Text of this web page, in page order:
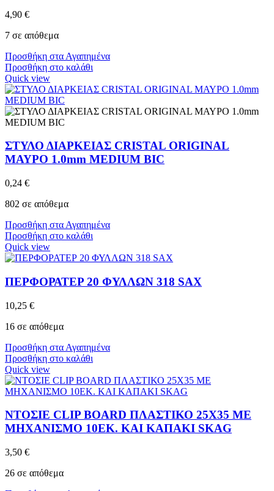
4,90 €
7 σε απόθεμα
Προσθήκη στα Αγαπημένα
Προσθήκη στο καλάθι
Quick view
ΣΤΥΛΟ ΔΙΑΡΚΕΙΑΣ CRISTAL ORIGINAL
ΜΑΥΡΟ 1.0mm MEDIUM BIC
0,24 €
802 σε απόθεμα
Προσθήκη στα Αγαπημένα
Προσθήκη στο καλάθι
Quick view
ΠΕΡΦΟΡΑΤΕΡ 20 ΦΥΛΛΩΝ 318 SAX
10,25 €
16 σε απόθεμα
Προσθήκη στα Αγαπημένα
Προσθήκη στο καλάθι
Quick view
ΝΤΟΣΙΕ CLIP BOARD ΠΛΑΣΤΙΚΟ 25X35 ΜΕ
ΜΗΧΑΝΙΣΜΟ 10ΕΚ. ΚΑΙ ΚΑΠΑΚΙ SKAG
3,50 €
26 σε απόθεμα